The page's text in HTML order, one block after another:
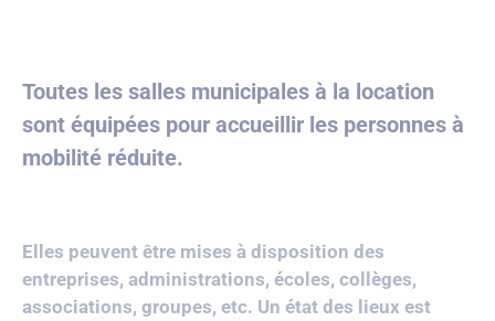
Toutes les salles municipales à la location
sont équipées pour accueillir les personnes à
mobilité réduite.
Elles peuvent être mises à disposition des
entreprises, administrations, écoles, collèges,
associations, groupes, etc. Un état des lieux est